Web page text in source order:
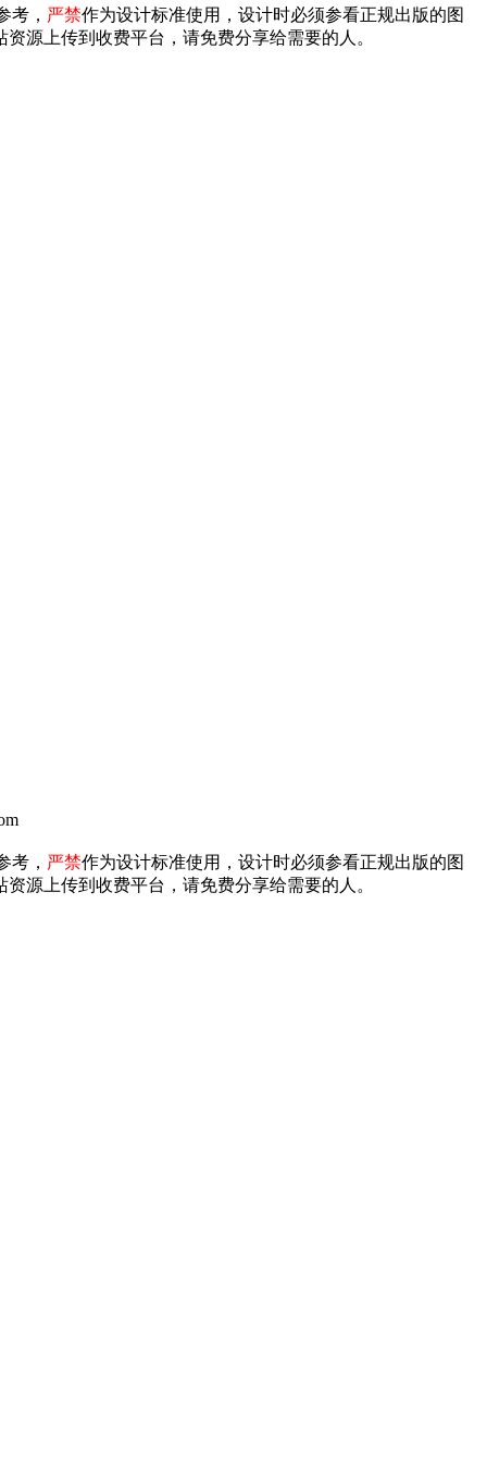
考， 严禁作为设计标准使用，设计时必须参看正规出版的图
源上传到收费平台，请免费分享给需要的人。
考， 严禁作为设计标准使用，设计时必须参看正规出版的图
源上传到收费平台，请免费分享给需要的人。